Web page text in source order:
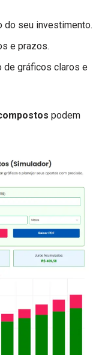
do seu investimento.
e prazos.
de gráficos claros e
podem